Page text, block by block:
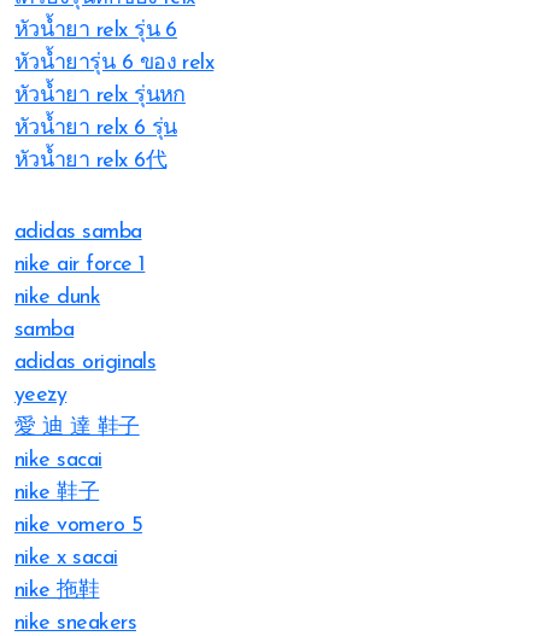
หัวน้ำยา relx รุ่น 6
หัวน้ำยารุ่น 6 ของ relx
หัวน้ำยา relx รุ่นหก
หัวน้ำยา relx 6 รุ่น
หัวน้ำยา relx 6代
adidas samba
nike air force 1
nike dunk
samba
adidas originals
yeezy
愛 迪 達 鞋子
nike sacai
nike 鞋子
nike vomero 5
nike x sacai
nike 拖鞋
nike sneakers